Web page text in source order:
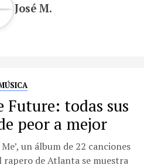
José M.
Future: todas sus
peor a mejor
un álbum de 22 canciones
rapero de Atlanta se muestra